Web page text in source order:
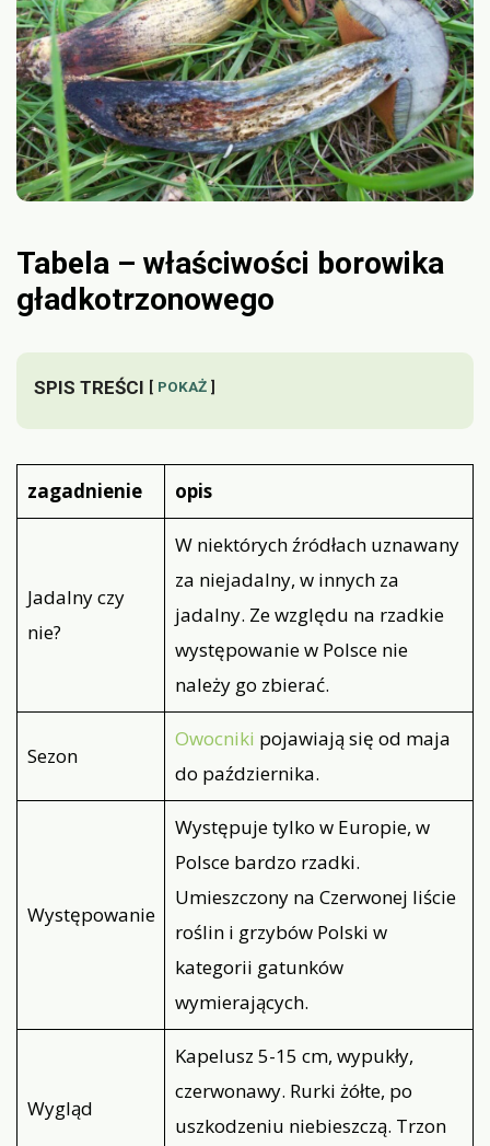
Tabela – właściwości borowika
gładkotrzonowego
SPIS TREŚCI POKAŻ
zagadnienie opis
Jadalny czy
nie?
W niektórych źródłach uznawany
za niejadalny, w innych za
jadalny. Ze względu na rzadkie
występowanie w Polsce nie
należy go zbierać.
Sezon
Owocniki pojawiają się od maja
do października.
Występowanie
Występuje tylko w Europie, w
Polsce bardzo rzadki.
Umieszczony na Czerwonej liście
roślin i grzybów Polski w
kategorii gatunków
wymierających.
Wygląd
Kapelusz 5-15 cm, wypukły,
czerwonawy. Rurki żółte, po
uszkodzeniu niebieszczą. Trzon